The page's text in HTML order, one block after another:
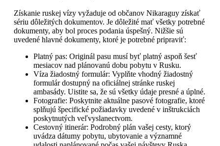
Získanie ruskej vízy vyžaduje od občanov Nikaraguy získať
sériu dôležitých dokumentov. Je dôležité mať všetky potrebné
dokumenty, aby bol proces podania úspešný. Nižšie sú
uvedené hlavné dokumenty, ktoré je potrebné pripraviť:
Platný pas: Originál pasu musí byť platný aspoň šesť
mesiacov nad plánovanú dobu pobytu v Rusku.
Víza žiadostný formulár: Vyplňte vhodný žiadostný
formulár dostupný na oficiálnej stránke ruskej
ambasády. Uistite sa, že sú všetky údaje presné a úplné.
Fotografie: Poskytnite aktuálne pasové fotografie, ktoré
splňujú špecifické požiadavky uvedené v inštrukciách
poskytnutých veľvyslanectvom.
Cestovný itinerár: Podrobný plán vašej cesty, ktorý
uvádza dátumy pobytu, ubytovanie a významné